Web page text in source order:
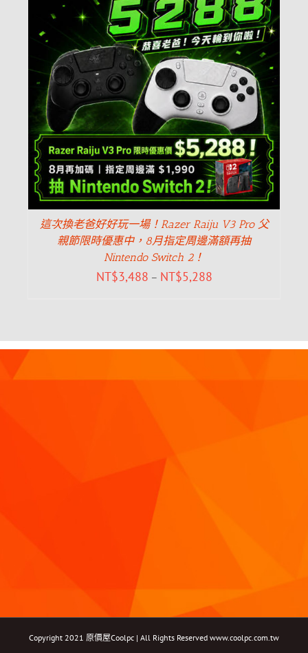
這次換老爸好好玩一場！Razer Raiju V3 Pro 父
親節限時優惠中，8月指定周邊滿額再抽
Nintendo Switch 2！
NT$3,488 – NT$5,288
Copyright 2021 原價屋Coolpc | All Rights Reserved www.coolpc.com.tw